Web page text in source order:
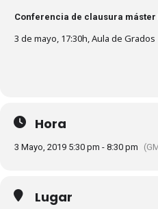
Conferencia de clausura máster
3 de mayo, 17:30h, Aula de Grados
Hora
3 Mayo, 2019 5:30 pm - 8:30 pm
Lugar